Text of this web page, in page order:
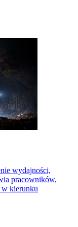
wydajności,
pracowników,
w kierunku